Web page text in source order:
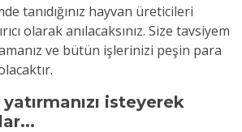
tanıdığınız hayvan üreticileri
olarak anılacaksınız. Size tavsiyem
ve bütün işlerinizi peşin para
isteyerek